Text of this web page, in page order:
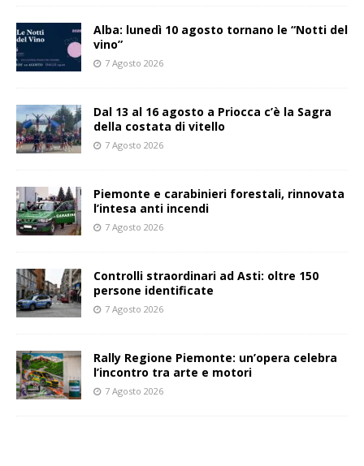
Alba: lunedì 10 agosto tornano le “Notti del
vino”
7 Agosto 2026
Dal 13 al 16 agosto a Priocca c’è la Sagra
della costata di vitello
7 Agosto 2026
Piemonte e carabinieri forestali, rinnovata
l’intesa anti incendi
7 Agosto 2026
Controlli straordinari ad Asti: oltre 150
persone identificate
7 Agosto 2026
Rally Regione Piemonte: un’opera celebra
l’incontro tra arte e motori
7 Agosto 2026